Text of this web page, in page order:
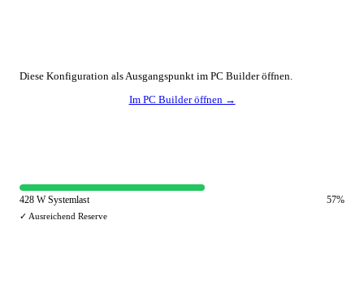
Diese Konfiguration als Ausgangspunkt im PC Builder öffnen.
Im PC Builder öffnen →
428 W Systemlast 57%
✓ Ausreichend Reserve